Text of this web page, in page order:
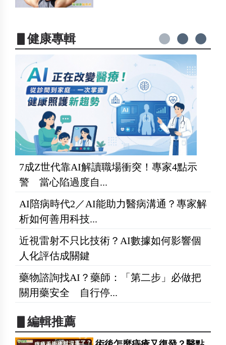
▋健康專輯
7成Z世代靠AI解讀職場衝突！專家4點示
警 當心陷過度自...
AI陪病時代2／AI能助力醫病溝通？專家解
析如何善用科技...
近視雷射不只比技術？AI數據如何影響個
人化評估成關鍵
藥物諮詢找AI？藥師：「第二步」必做把
關用藥安全 自行停...
▋編輯推薦